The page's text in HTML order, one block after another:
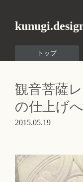
トップ
観音菩薩
の仕上げへ
2015.05.19